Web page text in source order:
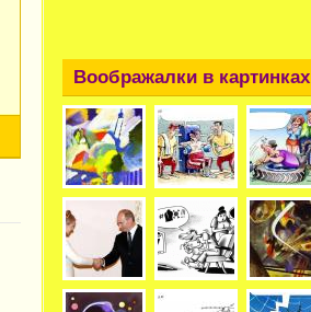
Воображалки в картинках